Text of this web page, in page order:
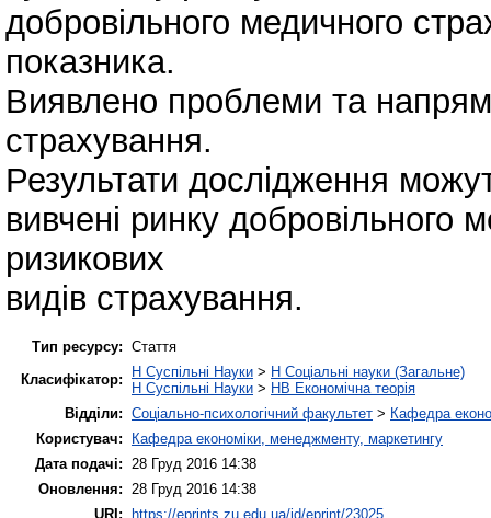
добровільного медичного
показника.
Виявлено проблеми та
страхування.
Результати дослідження
вивчені ринку добровільного
ризикових
видів страхування.
Тип ресурсу: Стаття
Класифікатор:
H Суспільні Науки > H Соціальні науки (Загальне)
H Суспільні Науки > HB Економічна теорія
Відділи: Соціально-психологічний факультет > Кафедра
Користувач:
Кафедра економіки, менеджменту, маркетингу
Дата подачі:
28 Груд 2016 14:38
Оновлення:
28 Груд 2016 14:38
URI: https://eprints.zu.edu.ua/id/eprint/23025